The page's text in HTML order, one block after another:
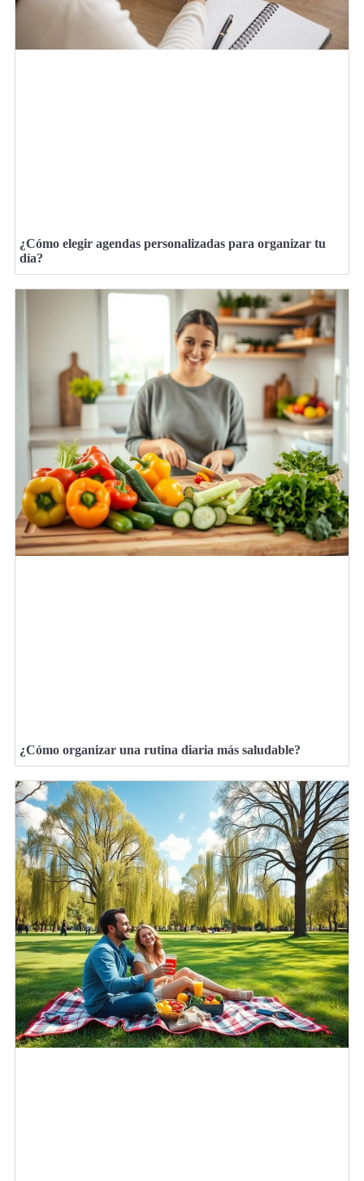
¿Cómo elegir agendas personalizadas para organizar tu
día?
¿Cómo organizar una rutina diaria más saludable?